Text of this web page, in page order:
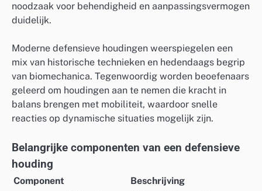
noodzaak voor behendigheid en aanpassingsvermogen
duidelijk.
Moderne defensieve houdingen weerspiegelen een
mix van historische technieken en hedendaags begrip
van biomechanica. Tegenwoordig worden beoefenaars
geleerd om houdingen aan te nemen die kracht in
balans brengen met mobiliteit, waardoor snelle
reacties op dynamische situaties mogelijk zijn.
Belangrijke componenten van een defensieve
houding
Component Beschrijving